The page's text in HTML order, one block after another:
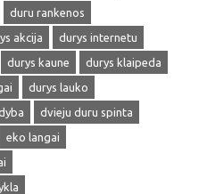
duru rankenos
akcija
durys internetu
durys kaune
durys klaipeda
durys lauko
dvieju duru spinta
eko langai